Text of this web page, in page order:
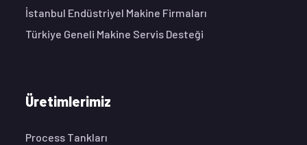
İstanbul Endüstriyel Makine Firmaları
Türkiye Geneli Makine Servis Desteği
Üretimlerimiz
Process Tankları